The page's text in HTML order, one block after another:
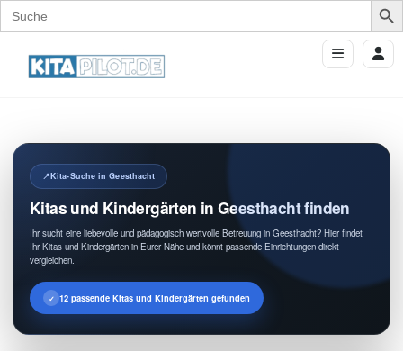
Search
for:
Kita-Suche in Geesthacht
Kitas und Kindergärten in Geesthacht finden
Ihr sucht eine liebevolle und pädagogisch wertvolle Betreuung in Geesthacht? Hier findet
Ihr Kitas und Kindergärten in Eurer Nähe und könnt passende Einrichtungen direkt
vergleichen.
12 passende Kitas und Kindergärten gefunden